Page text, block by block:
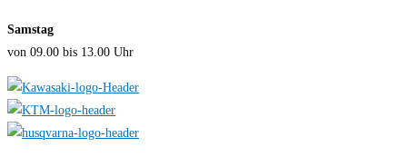
Samstag
von 09.00 bis 13.00 Uhr